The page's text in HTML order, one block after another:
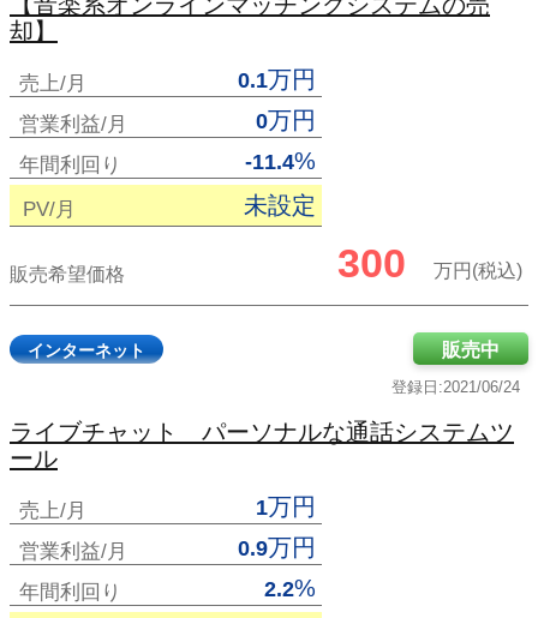
却】
売上/月 0.1万円
営業利益/月 0万円
年間利回り -11.4%
PV/月 未設定
販売希望価格 300 万円(税込)
インターネット
登録日:2021/06/24
販売中
ライブチャット パーソナルな通話システムツ
ール
売上/月 1万円
営業利益/月 0.9万円
年間利回り 2.2%